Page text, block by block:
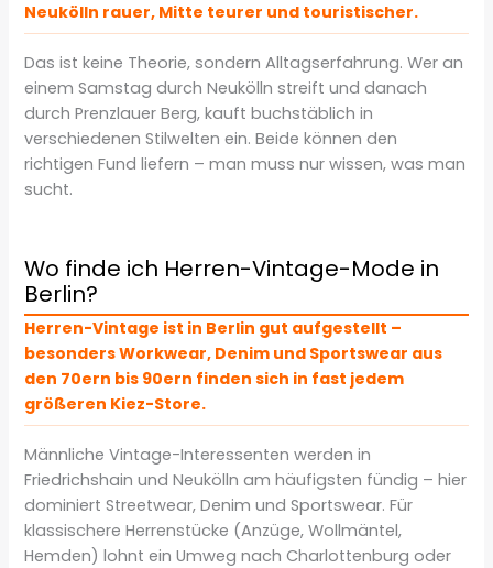
Neukölln rauer, Mitte teurer und touristischer.
Das ist keine Theorie, sondern Alltagserfahrung. Wer an
einem Samstag durch Neukölln streift und danach
durch Prenzlauer Berg, kauft buchstäblich in
verschiedenen Stilwelten ein. Beide können den
richtigen Fund liefern – man muss nur wissen, was man
sucht.
Wo finde ich Herren-Vintage-Mode in
Berlin?
Herren-Vintage ist in Berlin gut aufgestellt –
besonders Workwear, Denim und Sportswear aus
den 70ern bis 90ern finden sich in fast jedem
größeren Kiez-Store.
Männliche Vintage-Interessenten werden in
Friedrichshain und Neukölln am häufigsten fündig – hier
dominiert Streetwear, Denim und Sportswear. Für
klassischere Herrenstücke (Anzüge, Wollmäntel,
Hemden) lohnt ein Umweg nach Charlottenburg oder